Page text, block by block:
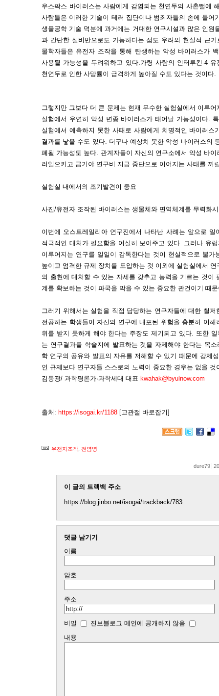
우스팍스 바이러스는 사람에게 감염되는 천연두의 사촌뻘에
사람들은 이러한 기술이 테러 집단이나 범죄자들의 손에 들어
생물공학 기술 덕분에 과거에는 거대한 연구시설과 많은 인원
과 간단한 설비만으로도 가능하다는 점도 우려의 현실적 근
물학자들은 유전자 조작을 통해 탄생하는 악성 바이러스가
사용될 가능성을 두려워하고 있다.가령 사람의 인터루킨-4
천연두로 인한 사망률이 급격하게 높아질 수도 있다는 것이다.
그렇지만 그보다 더 큰 문제는 현재 무수한 실험실에서 이루
실험에서 우연히 악성 변종 바이러스가 태어날 가능성이다.
실험에서 예측하지 못한 사태로 사람에게 치명적인 바이러
결과를 낳을 수도 있다. 더구나 예상치 못한 악성 바이러스의
폐될 가능성도 높다. 관계자들이 자신의 연구소에서 악성 바
러일으키고 급기야 연구비 지급 중단으로 이어지는 사태를 꺼
실험실 내에서의 조기발견이 중요
사진/유전자 조작된 바이러스는 생물체와 면역체계를 무력화
이번에 오스트레일리아 연구진에서 나타난 사례는 앞으로
적극적인 대처가 필요함을 여실히 보여주고 있다. 그러나 유
이루어지는 연구를 일일이 감독한다는 것이 현실적으로 불
높이고 엄격한 규제 장치를 도입하는 것 이외에 실험실에서
의 출현에 대처할 수 있는 자세를 갖추고 능력을 기르는 것이
계를 확보하는 것이 파국을 막을 수 있는 중요한 관건이기 때
그러기 위해서는 실험을 직접 담당하는 연구자들에 대한 철
전공하는 학생들이 자신의 연구에 내포된 위험을 충분히 이
위를 받지 못하게 해야 한다는 주장도 제기되고 있다. 또한
는 연구결과를 학술지에 발표하는 것을 자제해야 한다는 목
학 연구의 공유와 발표의 자유를 저해할 수 있기 때문에 강제
인 규제보다 연구자들 스스로의 노력이 중요한 경우는 없을 것
김동광/ 과학평론가·과학세대 대표 kwahak@byulnow.com
출처: https://isogai.kr/1188 [고관절 바로잡기]
유전자조작 전염병
dure79
이 글의 트랙백 주소
https://blog.jinbo.net/isogai/trackback/783
댓글 남기기
이름
암호
주소
비밀
진보블로그 메인에 공개하지 않음
내용